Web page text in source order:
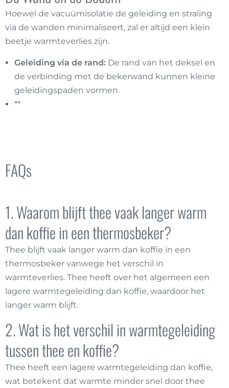
Hoewel de vacuümisolatie de geleiding en straling
via de wanden minimaliseert, zal er altijd een klein
beetje warmteverlies zijn.
Geleiding via de rand: De rand van het deksel en
de verbinding met de bekerwand kunnen kleine
geleidingspaden vormen.
**
FAQs
1. Waarom blijft thee vaak langer warm
dan koffie in een thermosbeker?
Thee blijft vaak langer warm dan koffie in een
thermosbeker vanwege het verschil in
warmteverlies. Thee heeft over het algemeen een
lagere warmtegeleiding dan koffie, waardoor het
langer warm blijft.
2. Wat is het verschil in warmtegeleiding
tussen thee en koffie?
Thee heeft een lagere warmtegeleiding dan koffie,
wat betekent dat warmte minder snel door thee